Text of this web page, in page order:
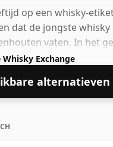
op een whisky-
dat de jongste whisky
vaten. In het
van GlenDronach is dat
drinksterkte van
in een fles van 70cl.
Whisky Exchange
alternatieven